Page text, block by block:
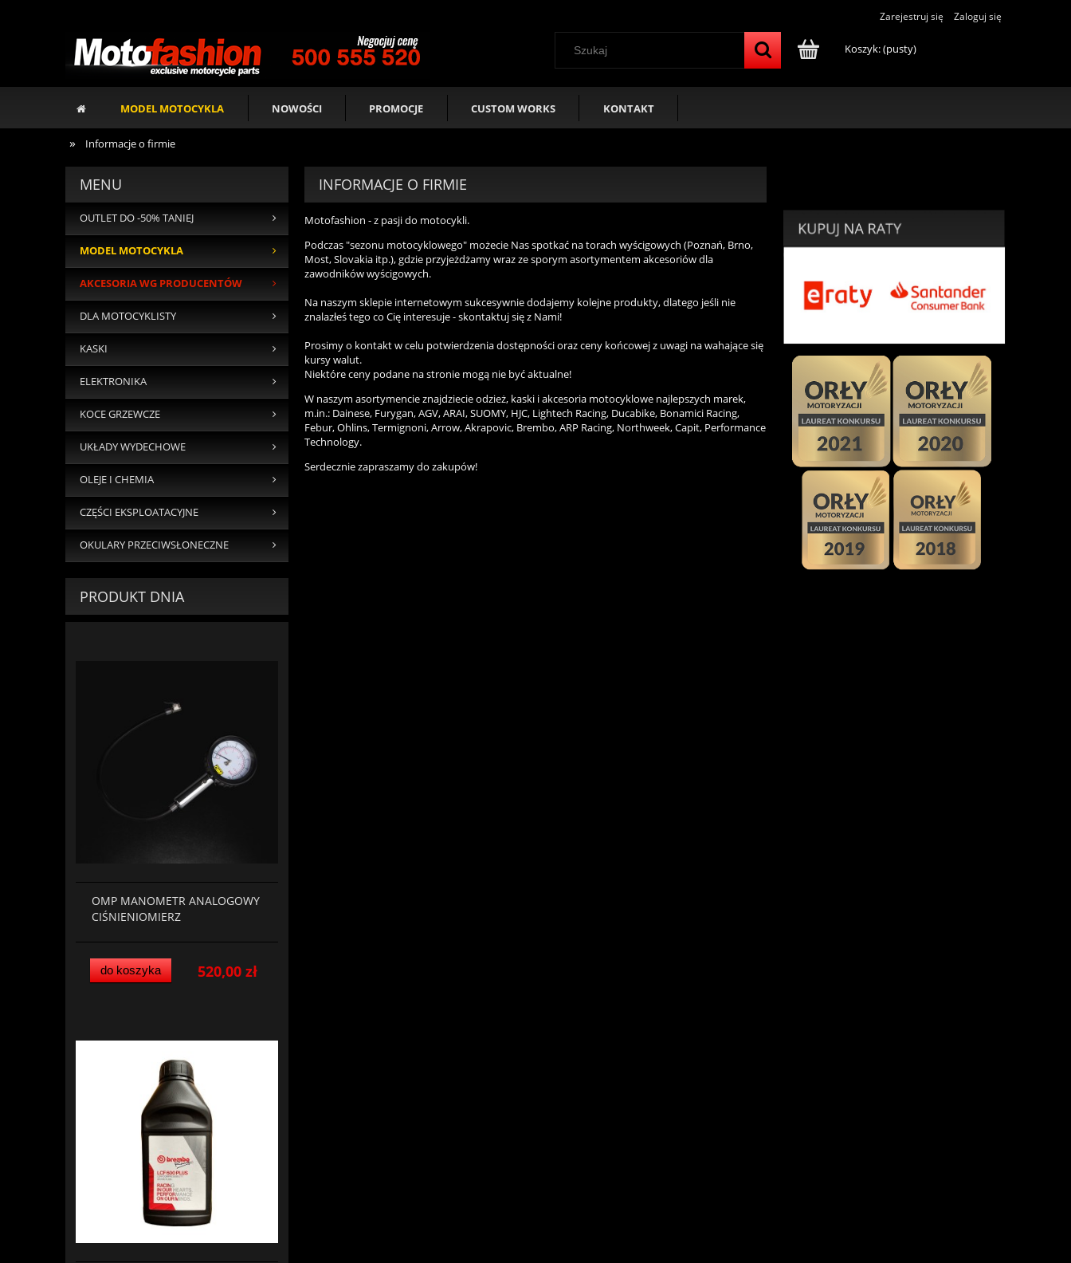
Zarejestruj się Zaloguj się
Koszyk:(pusty)
MODEL MOTOCYKLA NOWOŚCI PROMOCJE CUSTOM WORKS KONTAKT
» Informacje o firmie
MENU
OUTLET DO -50% TANIEJ
MODEL MOTOCYKLA
AKCESORIA WG PRODUCENTÓW
DLA MOTOCYKLISTY
KASKI
ELEKTRONIKA
KOCE GRZEWCZE
UKŁADY WYDECHOWE
OLEJE I CHEMIA
CZĘŚCI EKSPLOATACYJNE
OKULARY PRZECIWSŁONECZNE
PRODUKT DNIA
OMP MANOMETR ANALOGOWY
CIŚNIENIOMIERZ
520,00 zł
do koszyka
INFORMACJE O FIRMIE
Motofashion - z pasji do motocykli.
Podczas "sezonu motocyklowego" możecie Nas spotkać na torach wyścigowych (Poznań, Brno,
Most, Slovakia itp.), gdzie przyjeżdżamy wraz ze sporym asortymentem akcesoriów dla
zawodników wyścigowych.
Na naszym sklepie internetowym sukcesywnie dodajemy kolejne produkty, dlatego jeśli nie
znalazłeś tego co Cię interesuje - skontaktuj się z Nami!
Prosimy o kontakt w celu potwierdzenia dostępności oraz ceny końcowej z uwagi na wahające się
kursy walut.
Niektóre ceny podane na stronie mogą nie być aktualne!
W naszym asortymencie znajdziecie odzież, kaski i akcesoria motocyklowe najlepszych marek,
m.in.: Dainese, Furygan, AGV, ARAI, SUOMY, HJC, Lightech Racing, Ducabike, Bonamici Racing,
Febur, Ohlins, Termignoni, Arrow, Akrapovic, Brembo, ARP Racing, Northweek, Capit, Performance
Technology.
Serdecznie zapraszamy do zakupów!